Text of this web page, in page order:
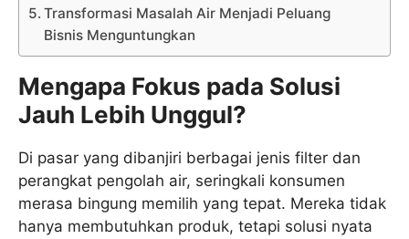
Transformasi Masalah Air Menjadi Peluang
Bisnis Menguntungkan
Mengapa Fokus pada Solusi
Jauh Lebih Unggul?
Di pasar yang dibanjiri berbagai jenis filter dan
perangkat pengolah air, seringkali konsumen
merasa bingung memilih yang tepat. Mereka tidak
hanya membutuhkan produk, tetapi solusi nyata